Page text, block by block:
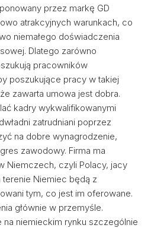
przez markę GD
atrakcyjnych warunkach, co
niemałego doświadczenia
Dlatego zarówno
pracowników
poszukujące pracy w takiej
zawarta umowa jest dobra.
kadry wykwalifikowanymi
zatrudniani poprzez
na dobre wynagrodzenie,
zawodowy. Firma ma
Niemczech, czyli Polacy, jacy
terenie Niemiec będą z
tym, co jest im oferowane.
głównie w przemyśle.
niemieckim rynku szczególnie